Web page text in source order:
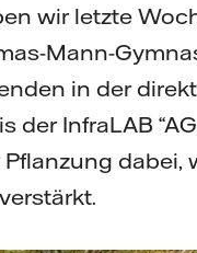
wir letzte
Mann-
in der
InfraLAB “AG
dabei,